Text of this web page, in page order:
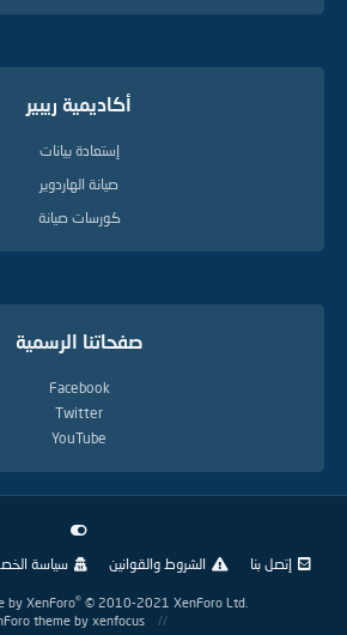
أكاديمية ريبير
إستعادة بيانات
صيانة الهاردوير
كورسات صيانة
صفحاتنا الرسمية
Facebook
Twitter
YouTube
إتصل بنا الشروط والقوانين سياسة
by XenForo® © 2010-2021 XenForo Ltd.
theme by xenfocus